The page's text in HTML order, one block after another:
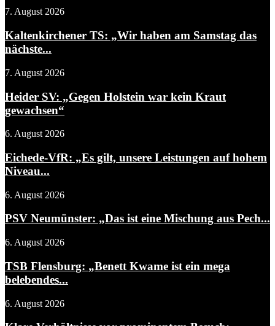
7. August 2026
Kaltenkirchener TS: „Wir haben am Samstag das
nächste...
7. August 2026
Heider SV: „Gegen Holstein war kein Kraut
gewachsen“
6. August 2026
Eichede-VfR: „Es gilt, unsere Leistungen auf hohem
Niveau...
6. August 2026
PSV Neumünster: „Das ist eine Mischung aus Pech...
6. August 2026
TSB Flensburg: „Benett Kwame ist ein mega
belebendes...
6. August 2026